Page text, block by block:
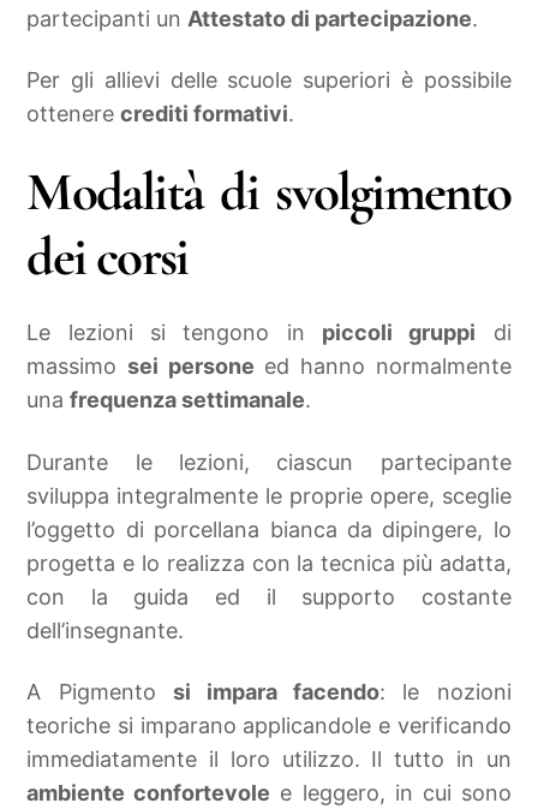
partecipanti un Attestato di partecipazione.
Per gli allievi delle scuole superiori è possibile
ottenerecrediti formativi.
Modalità di svolgimento
dei corsi
Le lezioni si tengono in piccoli gruppi di
massimosei persone ed hanno normalmente
unafrequenza settimanale.
Durante le lezioni, ciascun partecipante
sviluppa integralmente le proprie opere, sceglie
l’oggetto di porcellana bianca da dipingere, lo
progetta e lo realizza con la tecnica più adatta,
con la guida ed il supporto costante
dell’insegnante.
A Pigmento si impara facendo: le nozioni
teoriche si imparano applicandole e verificando
immediatamente il loro utilizzo. Il tutto in un
ambiente confortevole e leggero, in cui sono